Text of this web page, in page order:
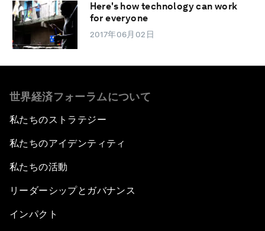
Here's how technology can work
for everyone
2017年06月02日
世界経済フォーラムについて
私たちのストラテジー
私たちのアイデンティティ
私たちの活動
リーダーシップとガバナンス
インパクト